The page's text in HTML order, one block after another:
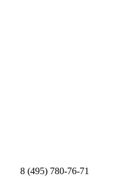
8 (495) 780-76-71